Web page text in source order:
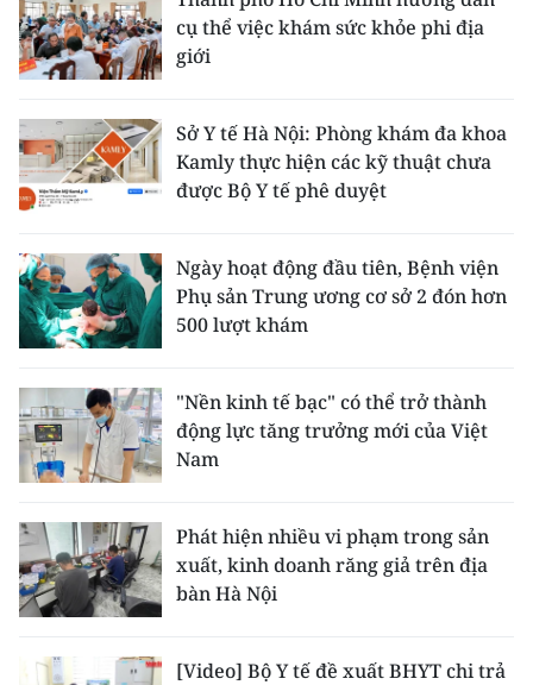
cụ thể việc khám sức khỏe phi địa
giới
Sở Y tế Hà Nội: Phòng khám đa khoa
Kamly thực hiện các kỹ thuật chưa
được Bộ Y tế phê duyệt
Ngày hoạt động đầu tiên, Bệnh viện
Phụ sản Trung ương cơ sở 2 đón hơn
500 lượt khám
"Nền kinh tế bạc" có thể trở thành
động lực tăng trưởng mới của Việt
Nam
Phát hiện nhiều vi phạm trong sản
xuất, kinh doanh răng giả trên địa
bàn Hà Nội
[Video] Bộ Y tế đề xuất BHYT chi trả